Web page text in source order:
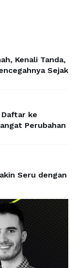
Kenali Tanda,
Sejak
Daftar ke
Perubahan
Seru dengan